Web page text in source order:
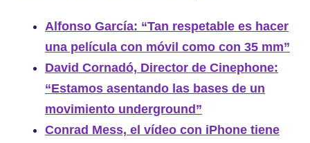
Alfonso García: “Tan respetable es hacer
una película con móvil como con 35 mm”
David Cornadó, Director de Cinephone:
“Estamos asentando las bases de un
movimiento underground”
Conrad Mess, el vídeo con iPhone tiene